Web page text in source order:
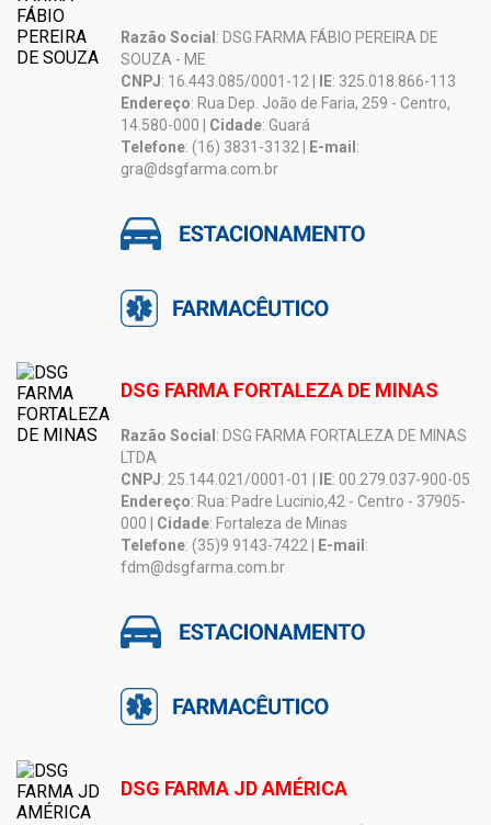
Razão Social : DSG FARMA FÁBIO PEREIRA DE
SOUZA - ME
CNPJ: 16.443.085/0001-12 | IE: 325.018.866-113
Endereço: Rua Dep. João de Faria, 259 - Centro,
14.580-000 | Cidade: Guará
Telefone: (16) 3831-3132 | E-mail :
gra@dsgfarma.com.br
DSG FARMA FORTALEZA DE MINAS
Razão Social : DSG FARMA FORTALEZA DE MINAS
LTDA
CNPJ: 25.144.021/0001-01 | IE: 00.279.037-900-05
Endereço: Rua: Padre Lucinio,42 - Centro - 37905-
000 | Cidade: Fortaleza de Minas
Telefone: (35)9 9143-7422 | E-mail :
fdm@dsgfarma.com.br
DSG FARMA JD AMÉRICA